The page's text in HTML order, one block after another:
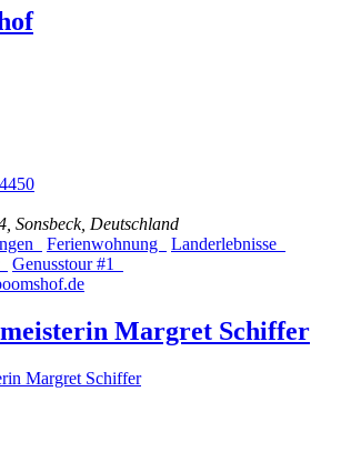
Sonsbeck, Deutschland
Ferienwohnung
Landerlebnisse
Genusstour #1
Margret Schiffer